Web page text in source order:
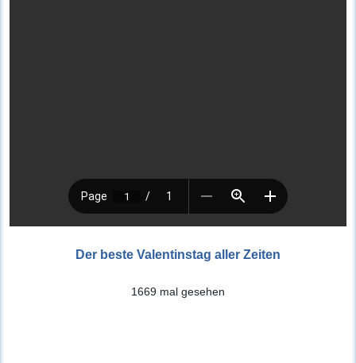
Der beste Valentinstag aller Zeiten
1669 mal gesehen